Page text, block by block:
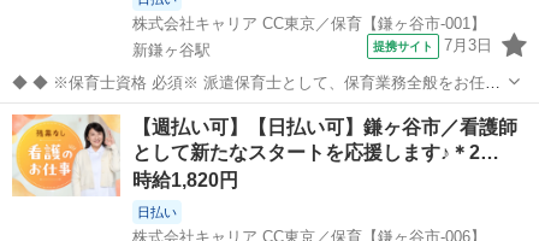
株式会社キャリア CC東京／保育【鎌ヶ谷市-001】
新鎌ヶ谷駅
提携サイト 7月3日
◆ ◆ ※保育士資格 必須※ 派遣保育士として、保育業務全般をお任せ
します。 【主な業務内容】 クラス担任業務 子どもたちの見守り・生
活支援 遊びや活動のサポート ピアノ演奏や歌・季節行事の補助 連絡
帳の記入などの事...
千葉 鎌ケ谷市 新鎌ヶ谷駅 その他
【週払い可】【日払い可】鎌ヶ谷市／看護師
として新たなスタートを応援します♪＊2…
時給1,820円
日払い
株式会社キャリア CC東京／保育【鎌ヶ谷市-006】